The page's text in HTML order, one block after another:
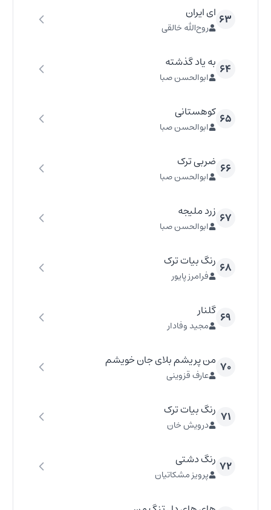
۶۳ ای ایران
روح‌الله خالقی
۶۴ به یاد گذشته
ابوالحسن صبا
۶۵ کوهستانی
ابوالحسن صبا
۶۶ ضربی ترک
ابوالحسن صبا
۶۷ زرد ملیجه
ابوالحسن صبا
۶۸ رنگ بیات ترک
فرامرز پایور
۶۹ گلنار
مجید وفادار
۷۰ من پریشم بلای جان خویشم
عارف قزوینی
۷۱ رنگ بیات ترک
درویش خان
۷۲ رنگ دشتی
پرویز مشکاتیان